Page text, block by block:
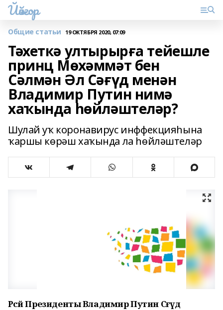
Йәйғор
Общие статьи 19 ОКТЯБРЯ 2020, 07:09
Тәхеткә ултырырға тейешле
принц Мөхәммәт бен
Сәлмән Әл Сәғүд менән
Владимир Путин нимә
хаҡында һөйләштеләр?
Шулай уҡ коронавирус инффекцияһына
ҡаршы көрәш хаҡында ла һөйләштеләр
Рәсәй Президенты Владимир Путин Сәғүд